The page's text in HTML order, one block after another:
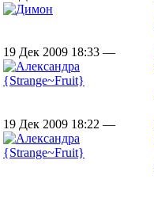
19 Дек 2009 18:33 —
19 Дек 2009 18:22 —